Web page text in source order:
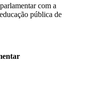
com a
pública de